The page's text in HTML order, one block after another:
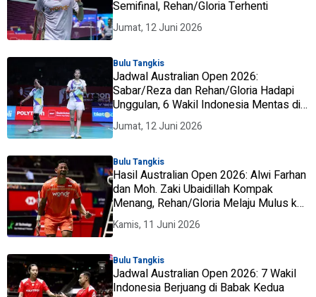
Semifinal, Rehan/Gloria Terhenti
Jumat, 12 Juni 2026
Bulu Tangkis
Jadwal Australian Open 2026:
Sabar/Reza dan Rehan/Gloria Hadapi
Unggulan, 6 Wakil Indonesia Mentas di
Perempat Final
Jumat, 12 Juni 2026
Bulu Tangkis
Hasil Australian Open 2026: Alwi Farhan
dan Moh. Zaki Ubaidillah Kompak
Menang, Rehan/Gloria Melaju Mulus ke
Perempat Final
Kamis, 11 Juni 2026
Bulu Tangkis
Jadwal Australian Open 2026: 7 Wakil
Indonesia Berjuang di Babak Kedua